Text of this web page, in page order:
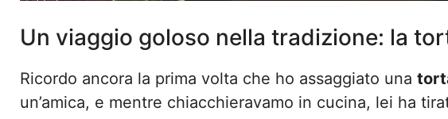
Un viaggio goloso nella tradizione: la
Ricordo ancora la prima volta che ho assaggiato una
un’amica, e mentre chiacchieravamo in cucina, lei ha